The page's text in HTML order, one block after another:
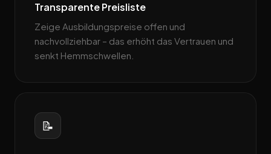
Transparente Preisliste
Zeige Ausbildungspreise offen und
nachvollziehbar – das erhöht das Vertrauen und
senkt Hemmschwellen.
📝